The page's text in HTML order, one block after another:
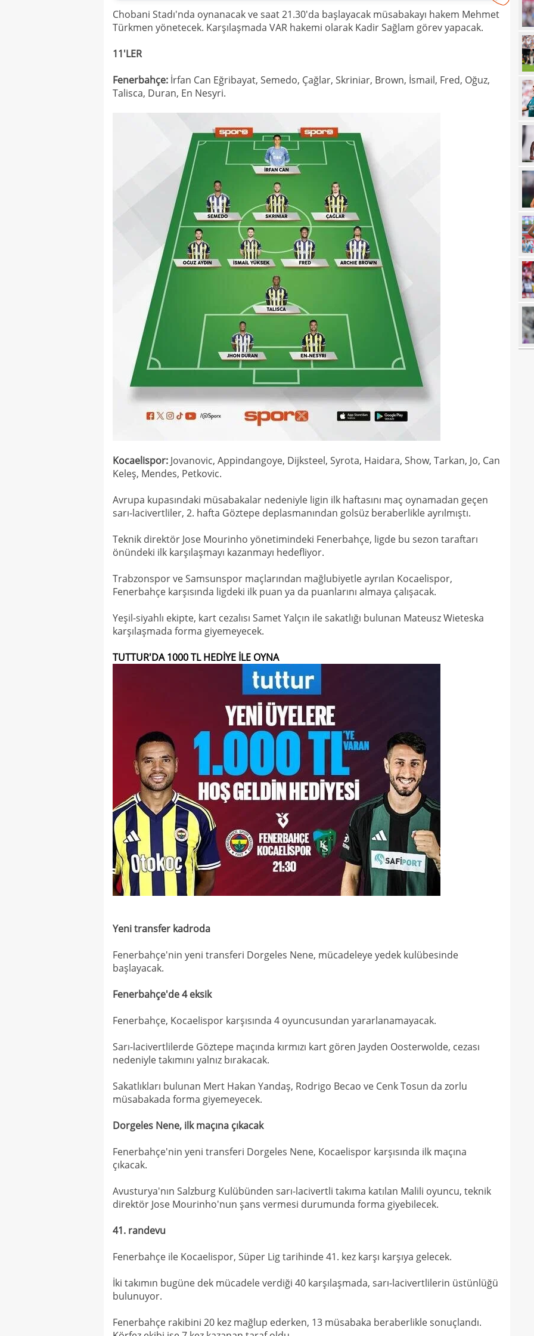
Chobani Stadı'nda oynanacak ve saat 21.30'da başlayacak müsabakayı hakem Mehmet
Türkmen yönetecek. Karşılaşmada VAR hakemi olarak Kadir Sağlam görev yapacak.
11'LER
Fenerbahçe: İrfan Can Eğribayat, Semedo, Çağlar, Skriniar, Brown, İsmail, Fred, Oğuz,
Talisca, Duran, En Nesyri.
Kocaelispor: Jovanovic, Appindangoye, Dijksteel, Syrota, Haidara, Show, Tarkan, Jo, Can
Keleş, Mendes, Petkovic.
Avrupa kupasındaki müsabakalar nedeniyle ligin ilk haftasını maç oynamadan geçen
sarı-lacivertliler, 2. hafta Göztepe deplasmanından golsüz beraberlikle ayrılmıştı.
Teknik direktör Jose Mourinho yönetimindeki Fenerbahçe, ligde bu sezon taraftarı
önündeki ilk karşılaşmayı kazanmayı hedefliyor.
Trabzonspor ve Samsunspor maçlarından mağlubiyetle ayrılan Kocaelispor,
Fenerbahçe karşısında ligdeki ilk puan ya da puanlarını almaya çalışacak.
Yeşil-siyahlı ekipte, kart cezalısı Samet Yalçın ile sakatlığı bulunan Mateusz Wieteska
karşılaşmada forma giyemeyecek.
TUTTUR'DA 1000 TL HEDİYE İLE OYNA
Yeni transfer kadroda
Fenerbahçe'nin yeni transferi Dorgeles Nene, mücadeleye yedek kulübesinde
başlayacak.
Fenerbahçe'de 4 eksik
Fenerbahçe, Kocaelispor karşısında 4 oyuncusundan yararlanamayacak.
Sarı-lacivertlilerde Göztepe maçında kırmızı kart gören Jayden Oosterwolde, cezası
nedeniyle takımını yalnız bırakacak.
Sakatlıkları bulunan Mert Hakan Yandaş, Rodrigo Becao ve Cenk Tosun da zorlu
müsabakada forma giyemeyecek.
Dorgeles Nene, ilk maçına çıkacak
Fenerbahçe'nin yeni transferi Dorgeles Nene, Kocaelispor karşısında ilk maçına
çıkacak.
Avusturya'nın Salzburg Kulübünden sarı-lacivertli takıma katılan Malili oyuncu, teknik
direktör Jose Mourinho'nun şans vermesi durumunda forma giyebilecek.
41. randevu
Fenerbahçe ile Kocaelispor, Süper Lig tarihinde 41. kez karşı karşıya gelecek.
İki takımın bugüne dek mücadele verdiği 40 karşılaşmada, sarı-lacivertlilerin üstünlüğü
bulunuyor.
Fenerbahçe rakibini 20 kez mağlup ederken, 13 müsabaka beraberlikle sonuçlandı.